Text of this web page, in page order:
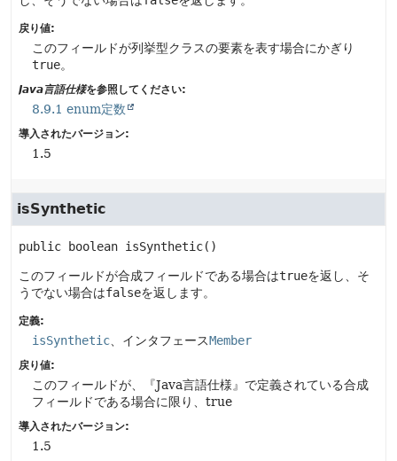
戻り値:
このフィールドが列挙型クラスの要素を表す場合にかぎり
true。
Java言語仕様を参照してください:
8.9.1 enum定数
導入されたバージョン:
1.5
isSynthetic
public boolean isSynthetic()
このフィールドが合成フィールドである場合はtrueを返し、そ
うでない場合はfalseを返します。
定義:
isSynthetic 、インタフェースMember
戻り値:
このフィールドが、『Java言語仕様』で定義されている合成
フィールドである場合に限り、true
導入されたバージョン:
1.5